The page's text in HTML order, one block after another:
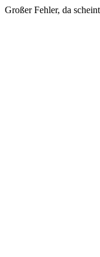
Großer Fehler, da